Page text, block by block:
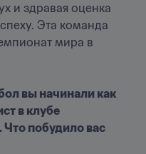
и здравая оценка
Эта команда
мира в
вы начинали как
в клубе
побудило вас